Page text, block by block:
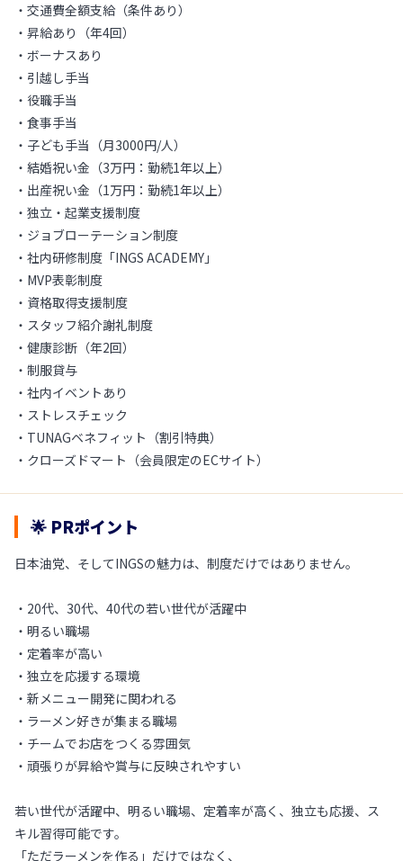
・交通費全額支給（条件あり）
・昇給あり（年4回）
・ボーナスあり
・引越し手当
・役職手当
・食事手当
・子ども手当（月3000円/人）
・結婚祝い金（3万円：勤続1年以上）
・出産祝い金（1万円：勤続1年以上）
・独立・起業支援制度
・ジョブローテーション制度
・社内研修制度「INGS ACADEMY」
・MVP表彰制度
・資格取得支援制度
・スタッフ紹介謝礼制度
・健康診断（年2回）
・制服貸与
・社内イベントあり
・ストレスチェック
・TUNAGベネフィット（割引特典）
・クローズドマート（会員限定のECサイト）
🌟 PRポイント
日本油党、そしてINGSの魅力は、制度だけではありません。
・20代、30代、40代の若い世代が活躍中
・明るい職場
・定着率が高い
・独立を応援する環境
・新メニュー開発に関われる
・ラーメン好きが集まる職場
・チームでお店をつくる雰囲気
・頑張りが昇給や賞与に反映されやすい
若い世代が活躍中、明るい職場、定着率が高く、独立も応援、ス
キル習得可能です。
「ただラーメンを作る」だけではなく、